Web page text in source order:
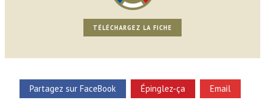
TÉLÉCHARGEZ LA FICHE
Partagez sur FaceBook Épinglez-ça Email